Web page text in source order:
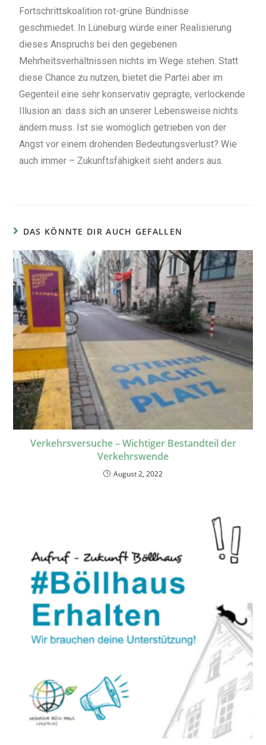
Fortschrittskoalition rot-grüne Bündnisse
geschmiedet. In Lüneburg würde einer Realisierung
dieses Anspruchs bei den gegebenen
Mehrheitsverhältnissen nichts im Wege stehen. Statt
diese Chance zu nutzen, bietet die Partei aber im
Gegenteil eine sehr konservativ geprägte, verlockende
Illusion an: dass sich an unserer Lebensweise nichts
ändern muss. Ist sie womöglich getrieben von der
Angst vor einem drohenden Bedeutungsverlust? Wie
auch immer – Zukunftsfähigkeit sieht anders aus.
DAS KÖNNTE DIR AUCH GEFALLEN
Verkehrsversuche – Wichtiger Bestandteil der
Verkehrswende
August 2, 2022